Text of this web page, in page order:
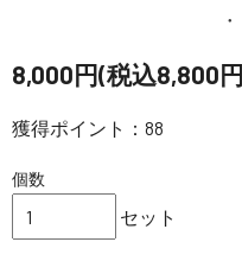
サポート・Q&A / 法人・学生
8,000円(税込8,800
獲得ポイント：88
個数
セット